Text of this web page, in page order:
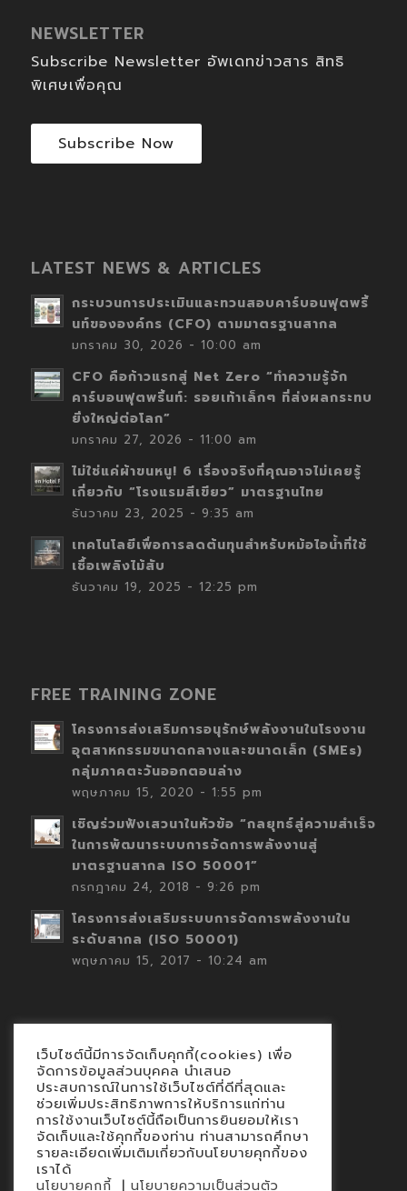
NEWSLETTER
Subscribe Newsletter อัพเดทข่าวสาร สิทธิ
พิเศษเพื่อคุณ
Subscribe Now
LATEST NEWS & ARTICLES
กระบวนการประเมินและทวนสอบคาร์บอนฟุตพริ้
นท์ขององค์กร (CFO) ตามมาตรฐานสากล
มกราคม 30, 2026 - 10:00 am
CFO คือก้าวแรกสู่ Net Zero “ทำความรู้จัก
คาร์บอนฟุตพริ้นท์: รอยเท้าเล็กๆ ที่ส่งผลกระทบ
ยิ่งใหญ่ต่อโลก”
มกราคม 27, 2026 - 11:00 am
ไม่ใช่แค่ผ้าขนหนู! 6 เรื่องจริงที่คุณอาจไม่เคยรู้
เกี่ยวกับ “โรงแรมสีเขียว” มาตรฐานไทย
ธันวาคม 23, 2025 - 9:35 am
เทคโนโลยีเพื่อการลดต้นทุนสำหรับหม้อไอน้ำที่ใช้
เชื้อเพลิงไม้สับ
ธันวาคม 19, 2025 - 12:25 pm
FREE TRAINING ZONE
โครงการส่งเสริมการอนุรักษ์พลังงานในโรงงาน
อุตสาหกรรมขนาดกลางและขนาดเล็ก (SMEs)
กลุ่มภาคตะวันออกตอนล่าง
พฤษภาคม 15, 2020 - 1:55 pm
เชิญร่วมฟังเสวนาในหัวข้อ “กลยุทธ์สู่ความสำเร็จ
ในการพัฒนาระบบการจัดการพลังงานสู่
มาตรฐานสากล ISO 50001”
กรกฎาคม 24, 2018 - 9:26 pm
โครงการส่งเสริมระบบการจัดการพลังงานใน
ระดับสากล (ISO 50001)
พฤษภาคม 15, 2017 - 10:24 am
Contact
นโยบายคุกกี้
นโยบายข้อมูลส่วนบุคคล
เว็บไซต์นี้มีการจัดเก็บคุกกี้(cookies) เพื่อ
จัดการข้อมูลส่วนบุคคล นำเสนอ
ประสบการณ์ในการใช้เว็บไซต์ที่ดีที่สุดและ
ช่วยเพิ่มประสิทธิภาพการให้บริการแก่ท่าน
การใช้งานเว็บไซต์นี้ถือเป็นการยินยอมให้เรา
จัดเก็บและใช้คุกกี้ของท่าน ท่านสามารถศึกษา
รายละเอียดเพิ่มเติมเกี่ยวกับนโยบายคุกกี้ของ
เราได้
นโยบายคุกกี้ | นโยบายความเป็นส่วนตัว